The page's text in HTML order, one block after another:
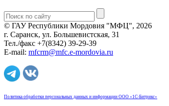
© ГАУ Республики Мордовия "МФЦ", 2026
г. Саранск, ул. Большевистская, 31
Тел./факс +7(8342) 39-29-39
E-mail: mfcrm@mfc.e-mordovia.ru
Политика обработки персональных данных и информации ООО «1С-Битрикс»